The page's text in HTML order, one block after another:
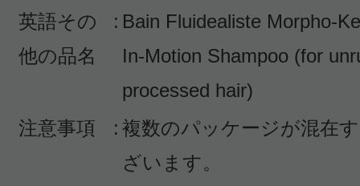
が、これを使ってから少し改善しう
り扱い易くなりました。
英語その
他の品名
: Bain Fluidealiste Morpho-
In-Motion Shampoo (for
processed hair)
注意事項
: 複数のパッケージが混在
ざいます。